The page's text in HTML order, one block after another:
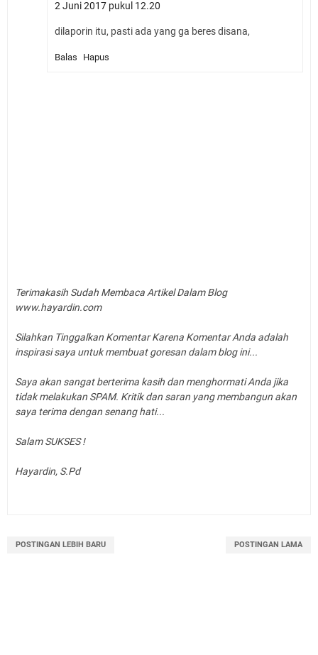
2 Juni 2017 pukul 12.20
dilaporin itu, pasti ada yang ga beres disana,
Balas Hapus
Terimakasih Sudah Membaca Artikel Dalam Blog
www.hayardin.com
Silahkan Tinggalkan Komentar Karena Komentar Anda adalah
inspirasi saya untuk membuat goresan dalam blog ini...
Saya akan sangat berterima kasih dan menghormati Anda jika
tidak melakukan SPAM. Kritik dan saran yang membangun akan
saya terima dengan senang hati...
Salam SUKSES !
Hayardin, S.Pd
POSTINGAN LEBIH BARU POSTINGAN LAMA